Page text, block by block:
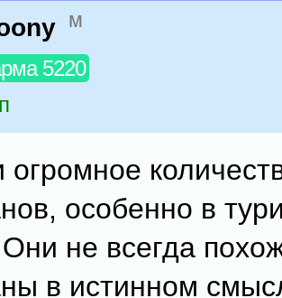
м
5220
особенно в
не всегда
в истинном